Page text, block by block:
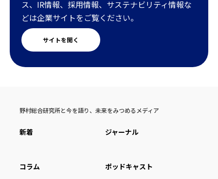
ス、IR情報、採用情報、サステナビリティ情報な
どは企業サイトをご覧ください。
サイトを開く
野村総合研究所と今を語り、未来をみつめるメディア
新着 ジャーナル
コラム ポッドキャスト